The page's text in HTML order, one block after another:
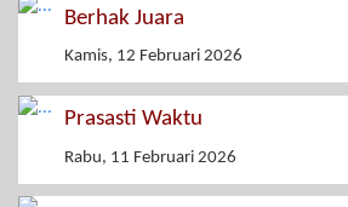
Berhak Juara
Kamis, 12 Februari 2026
Prasasti Waktu
Rabu, 11 Februari 2026